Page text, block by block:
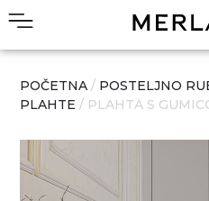
POČETNA / POSTELJNO
PLAHTE / PLAHTA S